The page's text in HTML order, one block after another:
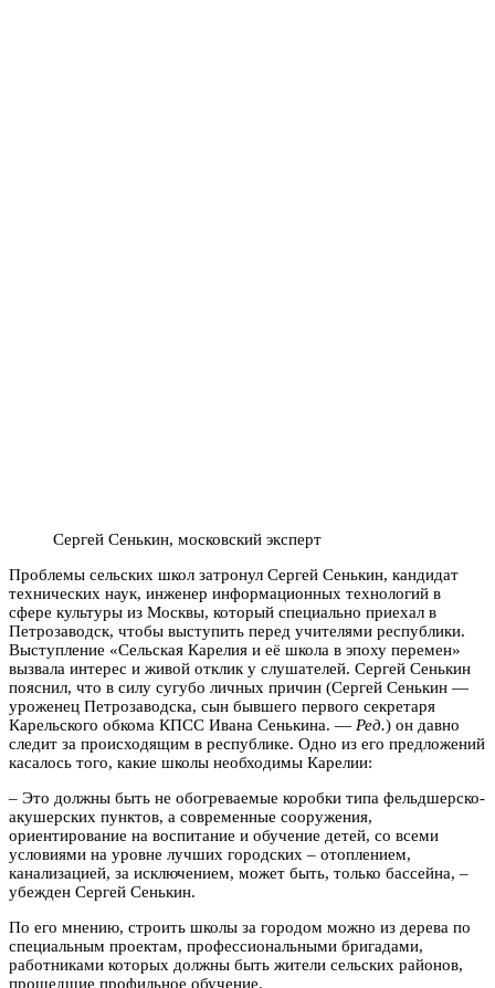
Сергей Сенькин, московский эксперт
Проблемы сельских школ затронул Сергей Сенькин, кандидат
технических наук, инженер информационных технологий в
сфере культуры из Москвы, который специально приехал в
Петрозаводск, чтобы выступить перед учителями республики.
Выступление «Сельская Карелия и её школа в эпоху перемен»
вызвала интерес и живой отклик у слушателей. Сергей Сенькин
пояснил, что в силу сугубо личных причин (Сергей Сенькин —
уроженец Петрозаводска, сын бывшего первого секретаря
Карельского обкома КПСС Ивана Сенькина. — Ред.) он давно
следит за происходящим в республике. Одно из его предложений
касалось того, какие школы необходимы Карелии:
– Это должны быть не обогреваемые коробки типа фельдшерско-
акушерских пунктов, а современные сооружения,
ориентирование на воспитание и обучение детей, со всеми
условиями на уровне лучших городских – отоплением,
канализацией, за исключением, может быть, только бассейна, –
убежден Сергей Сенькин.
По его мнению, строить школы за городом можно из дерева по
специальным проектам, профессиональными бригадами,
работниками которых должны быть жители сельских районов,
прошедшие профильное обучение.